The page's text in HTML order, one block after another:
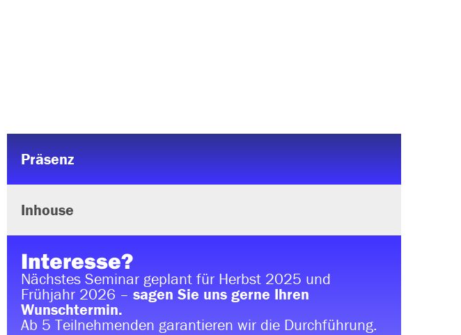
Präsenz
Inhouse
Interesse?
Nächstes Seminar geplant für Herbst 2025 und
Frühjahr 2026 – sagen Sie uns gerne Ihren
Wunschtermin.
Ab 5 Teilnehmenden garantieren wir die Durchführung.